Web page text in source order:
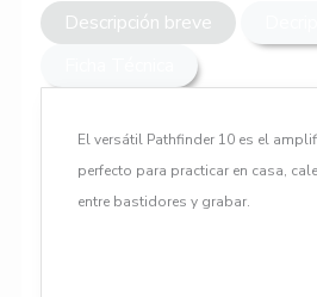
Descripción breve
El versátil Pathfinder 10 es el
perfecto para practicar en casa,
entre bastidores y grabar.
Los controles de
volumen se